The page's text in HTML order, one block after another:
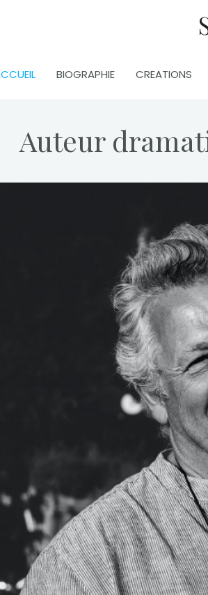
BIOGRAPHIE CREATIONS
Auteur